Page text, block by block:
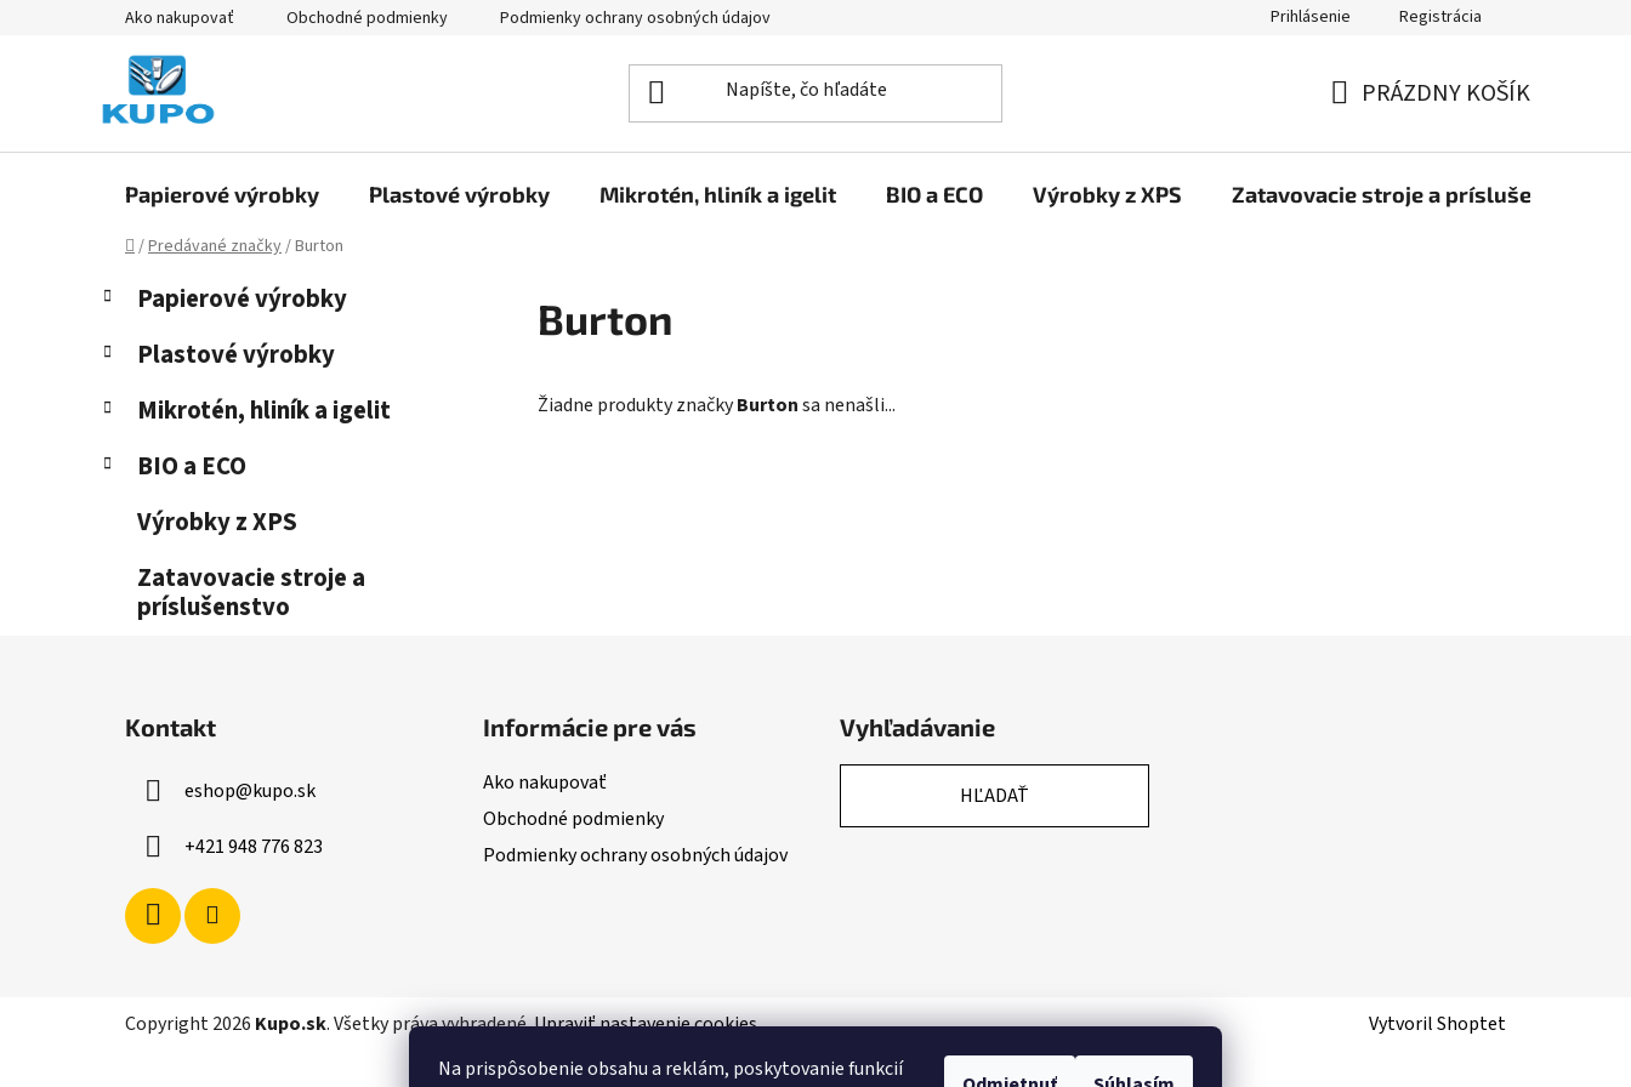
Na prispôsobenie obsahu a reklám, poskytovanie funkcií
Ako nakupovať Obchodné podmienky Podmienky ochrany osobných údajov Prihlásenie Registrácia
KOŠÍK
PRÁZDNY KOŠÍK
Papierové výrobky Plastové výrobky Mikrotén, hliník a igelit BIO a ECO Výrobky z XPS Zatavovacie stroje a príslušenstvo
Domov
/Predávané značky/Burton
B
č
ý
a
Preskočiť
kategórie
K
a
e
ó
i
Papierové výrobky
Plastové výrobky
Mikrotén, hliník a igelit
BIO a ECO
Výrobky z XPS
Zatavovacie stroje a
príslušenstvo
Burton
Žiadne produkty značkyBurtonsa nenašli...
Kontakt
eshop@kupo.sk
+421 948 776 823
Informácie pre vás
Ako nakupovať
Obchodné podmienky
Podmienky ochrany osobných údajov
Vyhľadávanie
HĽADAŤ
Vytvoril Shoptet
Copyright 2026 Kupo.sk. Všetky práva vyhradené.Upraviť nastavenie cookies